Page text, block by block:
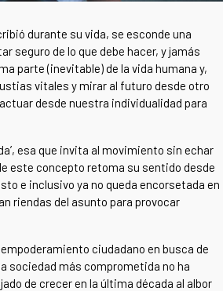
durante su vida, se esconde una
seguro de lo que debe hacer, y jamás
parte (inevitable) de la vida humana y,
vitales y mirar al futuro desde otro
desde nuestra individualidad para
esa que invita al movimiento sin echar
este concepto retoma su sentido desde
e inclusivo ya no queda encorsetada en
riendas del asunto para provocar
ciudadano en busca de
sociedad más comprometida no ha
de crecer en la última década al albor